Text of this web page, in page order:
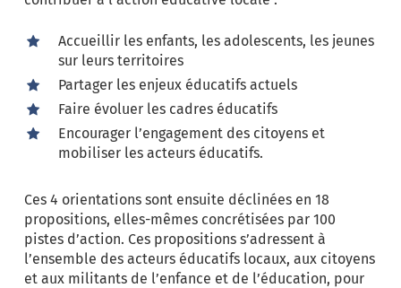
Accueillir les enfants, les adolescents, les jeunes
sur leurs territoires
Partager les enjeux éducatifs actuels
Faire évoluer les cadres éducatifs
Encourager l’engagement des citoyens et
mobiliser les acteurs éducatifs.
Ces 4 orientations sont ensuite déclinées en 18
propositions, elles-mêmes concrétisées par 100
pistes d’action. Ces propositions s’adressent à
l’ensemble des acteurs éducatifs locaux, aux citoyens
et aux militants de l’enfance et de l’éducation, pour